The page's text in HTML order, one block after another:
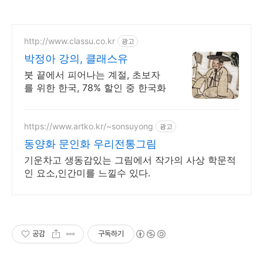
http://www.classu.co.kr 광고
박정아 강의, 클래스유
붓 끝에서 피어나는 계절, 초보자
를 위한 한국, 78% 할인 중 한국화
https://www.artko.kr/~sonsuyong 광고
동양화 문인화 우리전통그림
기운차고 생동감있는 그림에서 작가의 사상 학문적
인 요소,인간미를 느낄수 있다.
공감 구독하기